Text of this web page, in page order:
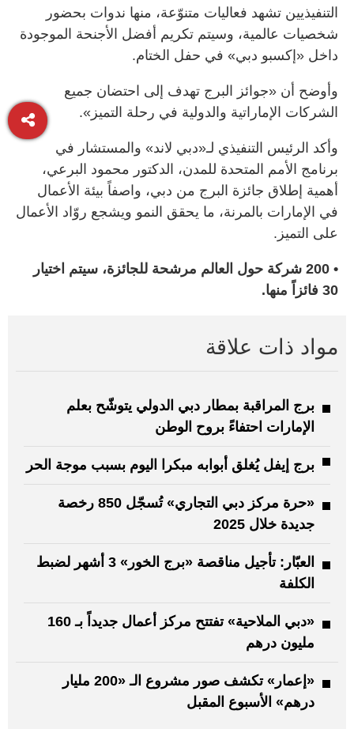
التنفيذيين تشهد فعاليات متنوّعة، منها ندوات بحضور
شخصيات عالمية، وسيتم تكريم أفضل الأجنحة الموجودة
داخل «إكسبو دبي» في حفل الختام.
وأوضح أن «جوائز البرج تهدف إلى احتضان جميع
الشركات الإماراتية والدولية في رحلة التميز».
وأكد الرئيس التنفيذي لـ«دبي لاند» والمستشار في
برنامج الأمم المتحدة للمدن، الدكتور محمود البرعي،
أهمية إطلاق جائزة البرج من دبي، واصفاً بيئة الأعمال
في الإمارات بالمرنة، ما يحقق النمو ويشجع روّاد الأعمال
على التميز.
• 200 شركة حول العالم مرشحة للجائزة، سيتم اختيار
30 فائزاً منها.
مواد ذات علاقة
برج المراقبة بمطار دبي الدولي يتوشّح بعلم
الإمارات احتفاءً بروح الوطن
برج إيفل يُغلق أبوابه مبكرا اليوم بسبب موجة الحر
«حرة مركز دبي التجاري» تُسجّل 850 رخصة
جديدة خلال 2025
العبّار: تأجيل مناقصة «برج الخور» 3 أشهر لضبط
الكلفة
«دبي الملاحية» تفتتح مركز أعمال جديداً بـ 160
مليون درهم
«إعمار» تكشف صور مشروع الـ «200 مليار
درهم» الأسبوع المقبل